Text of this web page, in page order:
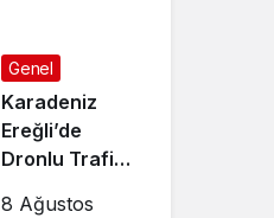
Genel
Karadeniz
Ereğli’de
Dronlu Trafik
8 Ağustos